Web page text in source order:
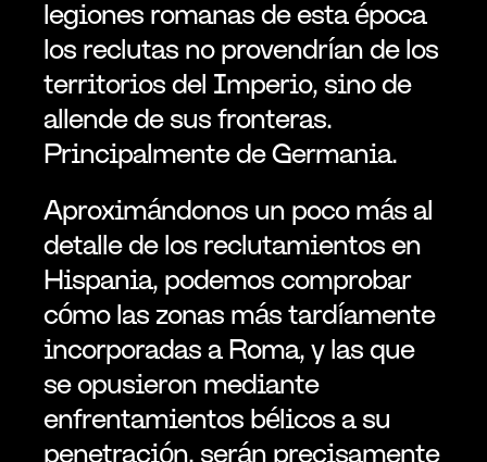
legiones romanas de esta época
los reclutas no provendrían de los
territorios del Imperio, sino de
allende de sus fronteras.
Principalmente de Germania.
Aproximándonos un poco más al
detalle de los reclutamientos en
Hispania, podemos comprobar
cómo las zonas más tardíamente
incorporadas a Roma, y las que
se opusieron mediante
enfrentamientos bélicos a su
penetración, serán precisamente